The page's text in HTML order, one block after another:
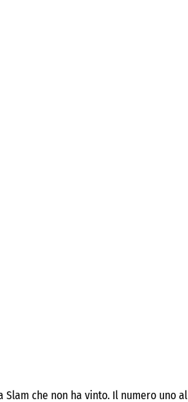
Slam che non ha vinto. Il numero uno al